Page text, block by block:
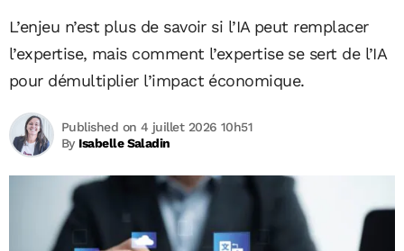
L’enjeu n’est plus de savoir si l’IA peut remplacer
l’expertise, mais comment l’expertise se sert de l’IA
pour démultiplier l’impact économique.
By Isabelle Saladin
Published on 4 juillet 2026 10h51